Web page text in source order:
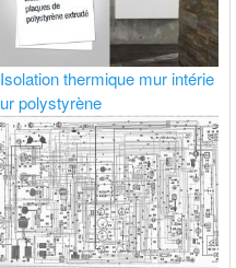
Isolation thermique mur intérie
ur polystyrène